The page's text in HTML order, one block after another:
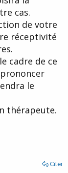
cas.
de votre
réceptivité
cadre de ce
le
thérapeute.
Citer